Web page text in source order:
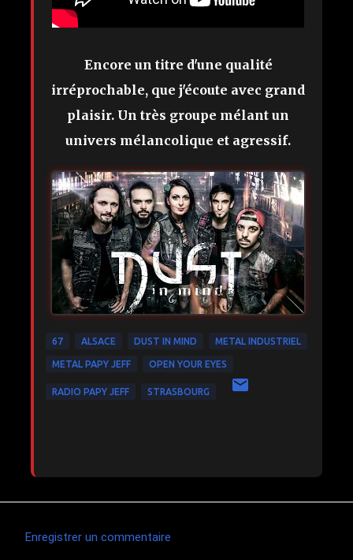
Encore un titre d'une qualité
irréprochable, que j'écoute avec grand
plaisir. Un très groupe mélant un
univers mélancolique et agressif.
67 ALSACE DUST IN MIND METAL INDUSTRIEL
METAL PAPY JEFF OPEN YOUR EYES
RADIO PAPY JEFF STRASBOURG
Enregistrer un commentaire